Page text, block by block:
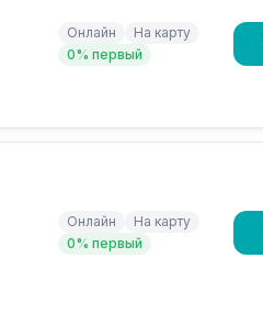
Онлайн
На карту
0% первый
Онлайн
На карту
0% первый